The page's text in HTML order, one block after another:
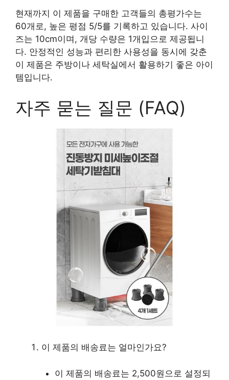
현재까지 이 제품을 구매한 고객들의 총평가수는
60개로, 높은 평점 5/5를 기록하고 있습니다. 사이
즈는 10cm이며, 개당 수량은 1개입으로 제공됩니
다. 안정적인 성능과 편리한 사용성을 동시에 갖춘
이 제품은 주방이나 세탁실에서 활용하기 좋은 아이
템입니다.
자주 묻는 질문 (FAQ)
이 제품의 배송료는 얼마인가요?
이 제품의 배송료는 2,500원으로 설정되